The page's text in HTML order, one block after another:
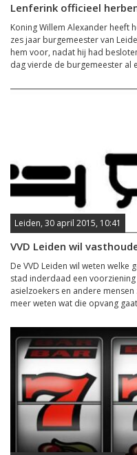
Lenferink officieel
Koning Willem Alexander heeft
zes jaar burgemeester van
hem voor, nadat hij had
dag vierde de burgemeester al
Leiden, 30 april 2015, 10:41
VVD Leiden wil
De VVD Leiden wil weten welke
stad inderdaad een
asielzoekers en andere
meer weten wat die opvang